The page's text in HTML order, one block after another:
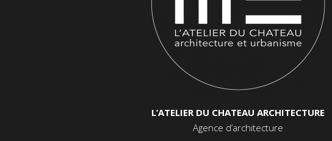
L’ATELIER DU CHATEAU ARCHITECTURE
Agence d’architecture